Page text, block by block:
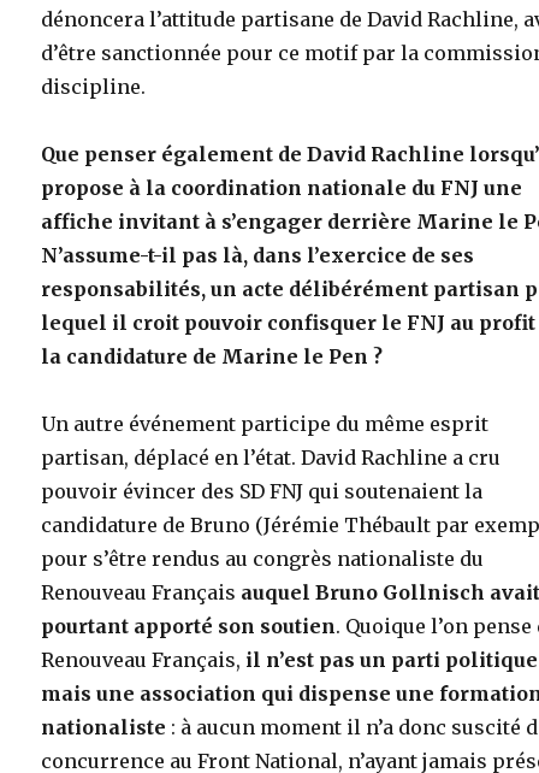
dénoncera l’attitude partisane de David Rachline,
d’être sanctionnée pour ce motif par la
discipline.
Que penser également de David Rachline
propose à la coordination nationale du FNJ une
affiche invitant à s’engager derrière Marine le
N’assume-t-il pas là, dans l’exercice de ses
responsabilités, un acte délibérément partisan
lequel il croit pouvoir confisquer le FNJ au profit
la candidature de Marine le Pen ?
Un autre événement participe du même esprit
partisan, déplacé en l’état. David Rachline a cru
pouvoir évincer des SD FNJ qui soutenaient la
candidature de Bruno (Jérémie Thébault par
pour s’être rendus au congrès nationaliste du
Renouveau Français auquel Bruno Gollnisch
pourtant apporté son soutien. Quoique l’on pense
Renouveau Français, il n’est pas un parti politique
mais une association qui dispense une
nationaliste : à aucun moment il n’a donc suscité
concurrence au Front National, n’ayant jamais